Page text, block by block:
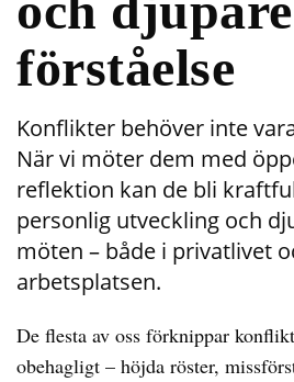
förståelse
Konflikter behöver inte
När vi möter dem med
reflektion kan de bli
personlig utveckling och
möten – både i privatlivet
arbetsplatsen.
De flesta av oss förknippar
obehagligt – höjda röster,